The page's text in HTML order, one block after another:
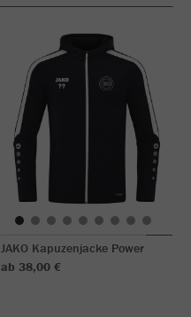
JAKO Kapuzenjacke Power
ab 38,00 €